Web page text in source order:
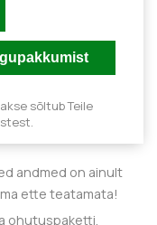
sõltub Teile
andmed on ainult
ette teatamata!
ohutuspaketti.